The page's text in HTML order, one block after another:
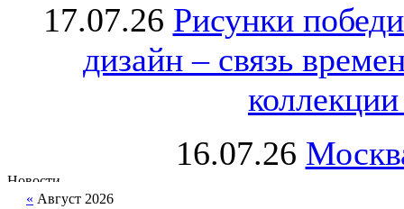
17.07.26 Рисунки
дизайн – связь
16.07.26
« Август 2026